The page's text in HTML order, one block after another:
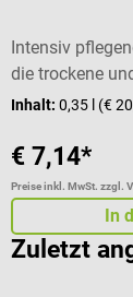
Intensiv
die trockene
Inhalt: 0,35 l (€
€ 7,14*
Preise inkl. MwSt. zzgl.
In
Zuletzt